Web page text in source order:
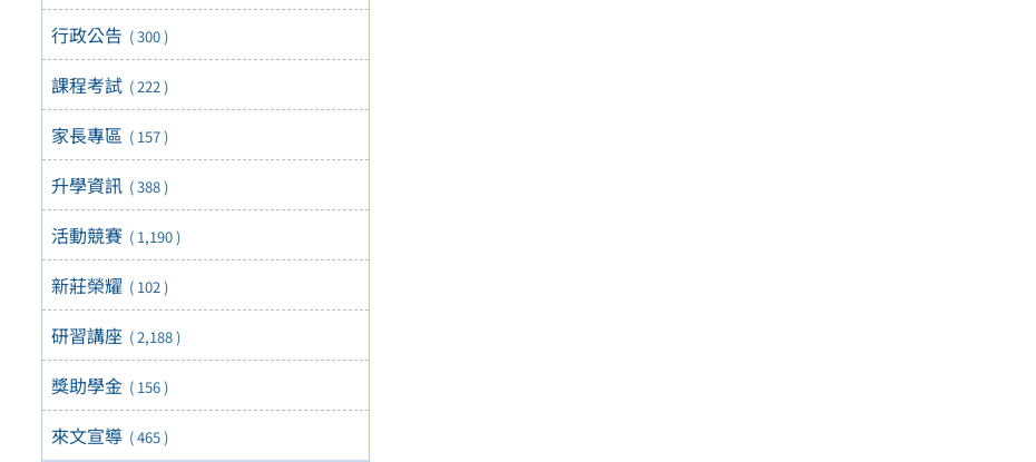
行政公告 ( 300 )
課程考試 ( 222 )
家長專區 ( 157 )
升學資訊 ( 388 )
活動競賽 ( 1,190 )
新莊榮耀 ( 102 )
研習講座 ( 2,188 )
獎助學金 ( 156 )
來文宣導 ( 465 )